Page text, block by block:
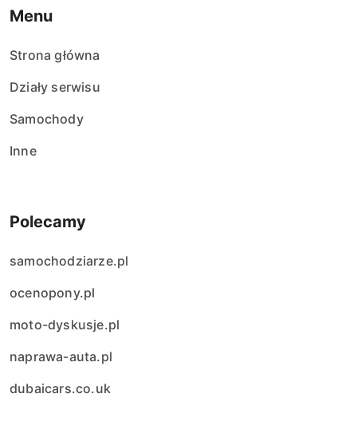
Menu
Strona główna
Działy serwisu
Samochody
Inne
Polecamy
samochodziarze.pl
ocenopony.pl
moto-dyskusje.pl
naprawa-auta.pl
dubaicars.co.uk